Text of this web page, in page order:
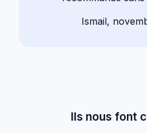
Ismail,
Ils nous font